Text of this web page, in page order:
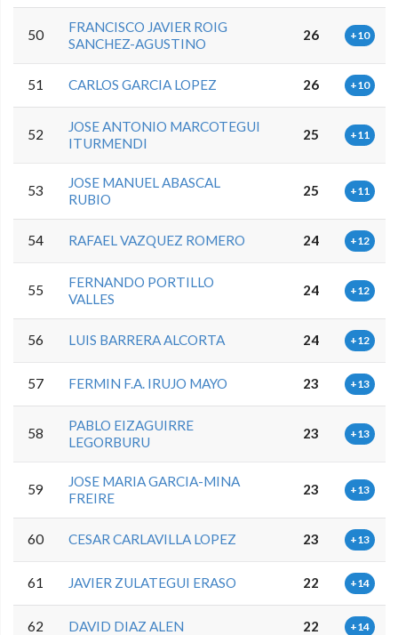
50
FRANCISCO JAVIER ROIG
SANCHEZ-AGUSTINO
26 +10
51 CARLOS GARCIA LOPEZ 26 +10
52
JOSE ANTONIO MARCOTEGUI
ITURMENDI
25 +11
53
JOSE MANUEL ABASCAL
RUBIO
25 +11
54 RAFAEL VAZQUEZ ROMERO 24 +12
55
FERNANDO PORTILLO
VALLES
24 +12
56 LUIS BARRERA ALCORTA 24 +12
57 FERMIN F.A. IRUJO MAYO 23 +13
58
PABLO EIZAGUIRRE
LEGORBURU
23 +13
59
JOSE MARIA GARCIA-MINA
FREIRE
23 +13
60 CESAR CARLAVILLA LOPEZ 23 +13
61 JAVIER ZULATEGUI ERASO 22 +14
62 DAVID DIAZ ALEN 22 +14